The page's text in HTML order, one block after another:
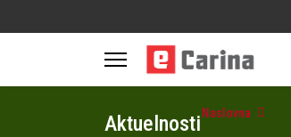
Naslovna
Aktuelnosti